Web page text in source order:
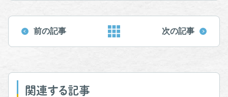
前の記事 次の記事
関連する記事